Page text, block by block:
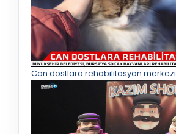
Can dostlara rehabilitasyon merkezi